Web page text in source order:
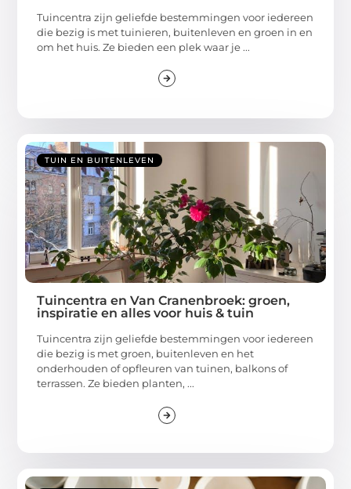
Tuincentra zijn geliefde bestemmingen voor iedereen
die bezig is met tuinieren, buitenleven en groen in en
om het huis. Ze bieden een plek waar je ...
TUIN EN BUITENLEVEN
Tuincentra en Van Cranenbroek: groen,
inspiratie en alles voor huis & tuin
Tuincentra zijn geliefde bestemmingen voor iedereen
die bezig is met groen, buitenleven en het
onderhouden of opfleuren van tuinen, balkons of
terrassen. Ze bieden planten, ...